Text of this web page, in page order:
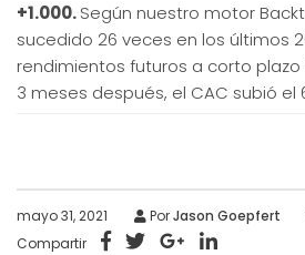
+1.000.Según nuestro motor
sucedido 26 veces en los últimos
rendimientos futuros a corto
3 meses después, el CAC subió el
mayo 31, 2021 PorJason Goepfert
Compartir